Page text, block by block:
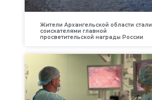
Жители Архангельской области стали
соискателями главной
просветительской награды России